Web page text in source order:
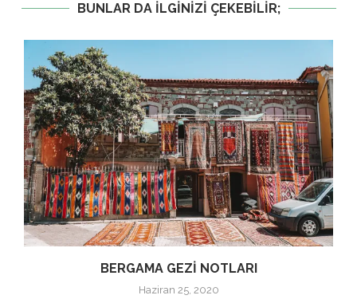
BUNLAR DA ILGINIZI ÇEKEBILIR;
BERGAMA GEZI NOTLARI
Haziran 25, 2020